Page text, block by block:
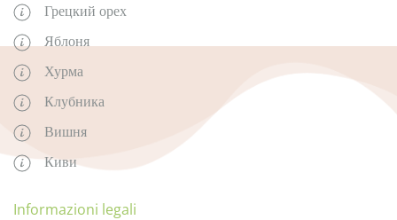
Грецкий орех
Яблоня
Хурма
Клубника
Вишня
Киви
Informazioni legali